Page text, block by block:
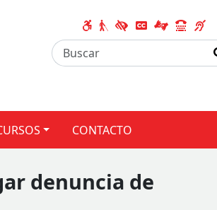
CONTACTO
denuncia de